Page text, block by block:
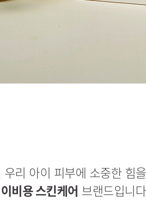
리 아이 피부에 소중한 힘
비용 스킨케어 브랜드입니